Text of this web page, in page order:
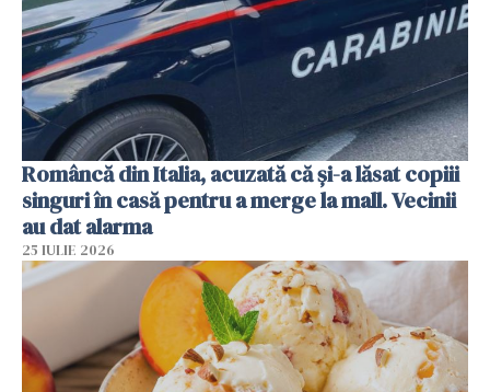
Româncă din Italia, acuzată că și-a lăsat copiii
singuri în casă pentru a merge la mall. Vecinii
au dat alarma
25 IULIE 2026